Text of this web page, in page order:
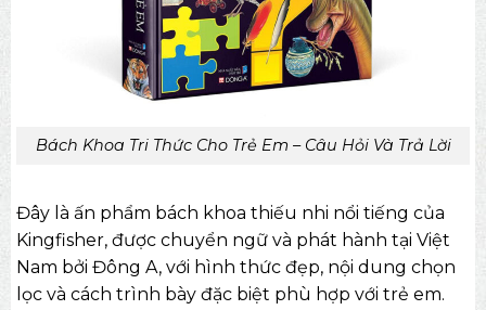
Bách Khoa Tri Thức Cho Trẻ Em – Câu Hỏi Và Trả Lời
Đây là ấn phẩm bách khoa thiếu nhi nổi tiếng của
Kingfisher, được chuyển ngữ và phát hành tại Việt
Nam bởi Đông A, với hình thức đẹp, nội dung chọn
lọc và cách trình bày đặc biệt phù hợp với trẻ em.